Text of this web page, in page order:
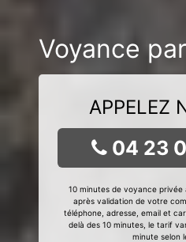
Voyance
APPELEZ
04 23
10 minutes de voyance privée
après validation de votre
téléphone, adresse, email et
delà des 10 minutes, le tarif
minute selon